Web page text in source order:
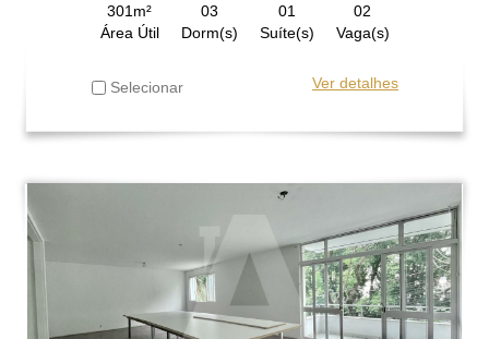
301m²
Área Útil
03
Dorm(s)
01
Suíte(s)
02
Vaga(s)
Selecionar Ver detalhes